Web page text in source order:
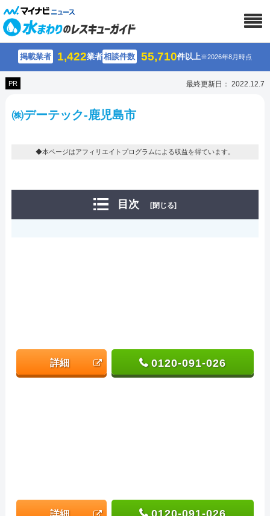
掲載業者 1,422業者相談件数 55,710件以上※2026年8月時点
PR 最終更新日： 2022.12.7
㈱デーテック-鹿児島市
◆本ページはアフィリエイトプログラムによる収益を得ています。
目次 [閉じる]
詳細 0120-091-026
詳細